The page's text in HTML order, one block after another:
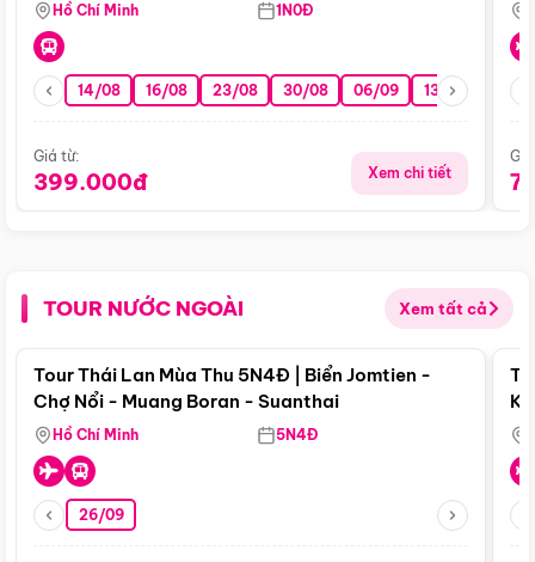
Hồ Chí Minh 1N0Đ
14/08 16/08 23/08 30/08 06/09 13/09 20/09
Giá từ:
399.000đ Xem chi tiết
TOUR NƯỚC NGOÀI Xem tất cả
Điểm nổi bật
Tour Thái Lan Mùa Thu 5N4Đ | Biển Jomtien -
Chợ Nổi - Muang Boran - Suanthai
Hồ Chí Minh 5N4Đ
26/09